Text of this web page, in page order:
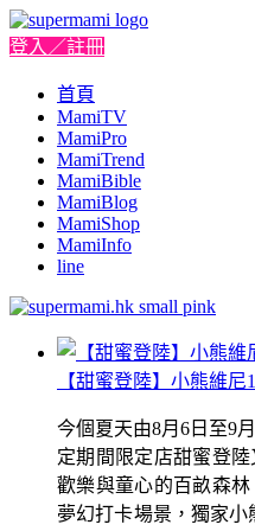
登入／註冊
首頁
MamiTV
MamiPro
MamiTrend
MamiBible
MamiBlog
MamiShop
MamiInfo
line
【甜蜜登陸】小熊維
今個夏天由8月6日至9
定期間限定店甜蜜登
歡樂與童心的百畝森
夢幻打卡場景，獨家